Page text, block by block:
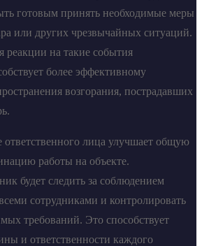
готовым принять необходимые меры
или других чрезвычайных ситуаций.
реакции на такие события
более эффективному
возгорания, пострадавших
ответственного лица улучшает общую
работы на объекте.
будет следить за соблюдением
сотрудниками и контролировать
требований. Это способствует
и ответственности каждого